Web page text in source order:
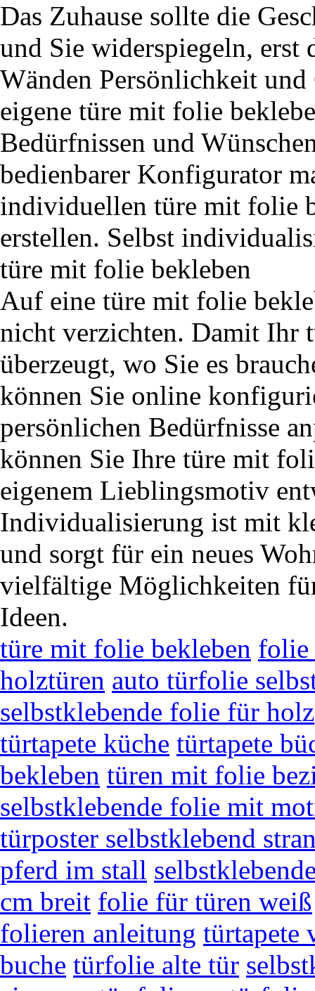
Das Zuhause sollte die
und Sie widerspiegeln, erst
Wänden Persönlichkeit
eigene türe mit folie
Bedürfnissen und
bedienbarer Konfigurator
individuellen türe mit folie
erstellen. Selbst
türe mit folie bekleben
Auf eine türe mit folie
nicht verzichten. Damit Ihr
überzeugt, wo Sie es
können Sie online
persönlichen Bedürfnisse
können Sie Ihre türe mit
eigenem Lieblingsmotiv
Individualisierung ist mit
und sorgt für ein neues
vielfältige Möglichkeiten
Ideen.
türe mit folie bekleben folie
holztüren auto türfolie
selbstklebende folie für holz
türtapete küche türtapete
bekleben türen mit folie
selbstklebende folie mit
türposter selbstklebend
pferd im stall
cm breit folie für türen weiß
folieren anleitung türtapete
buche türfolie alte tür